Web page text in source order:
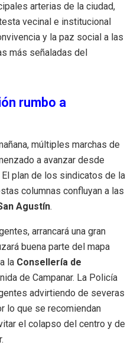
arterias de la ciudad,
vecinal e institucional
y la paz social a las
más señaladas del
rumbo a
múltiples marchas de
a avanzar desde
plan de los sindicatos de la
columnas confluyan a las
Agustín.
arrancará una gran
buena parte del mapa
la Consellería de
de Campanar. La Policía
advirtiendo de severas
lo que se recomiendan
el colapso del centro y de